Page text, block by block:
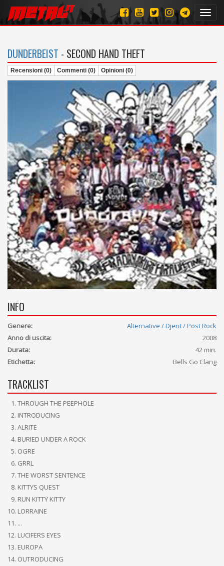
DUNDERBEIST - SECOND HAND THEFT
Recensioni (0) Commenti (0) Opinioni (0)
INFO
Genere:
Alternative / Djent / Post Rock
Anno di uscita:
2008
Durata:
42 min.
Etichetta:
Bells Go Clang
TRACKLIST
THROUGH THE PEEPHOLE
INTRODUCING
ALRITE
BURIED UNDER A ROCK
OGRE
GRRL
THE WORST SENTENCE
KITTYS QUEST
RUN KITTY KITTY
LORRAINE
...
LUCIFERS EYES
EUROPA
OUTRODUCING